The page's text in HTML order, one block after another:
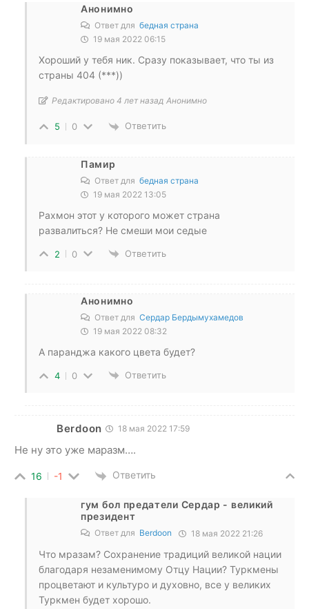
Анонимно
Ответ для бедная страна
19 мая 2022 06:15
Хороший у тебя ник. Сразу показывает, что ты из
страны 404 (***))
Редактировано 4 лет назад Анонимно
5 0 Ответить
Памир
Ответ для бедная страна
19 мая 2022 13:05
Рахмон этот у которого может страна
развалиться? Не смеши мои седые
2 0 Ответить
Анонимно
Ответ для Сердар Бердымухамедов
19 мая 2022 08:32
А паранджа какого цвета будет?
4 0 Ответить
Berdoon 18 мая 2022 17:59
Не ну это уже маразм….
16 -1 Ответить
гум бол предатели Сердар - великий
президент
Ответ для Berdoon 18 мая 2022 21:26
Что мразам? Сохранение традиций великой нации
благодаря незаменимому Отцу Нации? Туркмены
процветают и культуро и духовно, все у великих
Туркмен будет хорошо.